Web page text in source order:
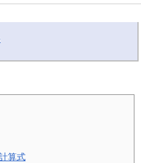
算式